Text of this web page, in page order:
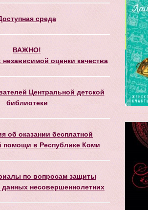
среда
ВАЖНО!
оценки качества
Центральной детской
библиотеки
об оказании бесплатной
помощи в Республике Коми
по вопросам защиты
несовершеннолетних